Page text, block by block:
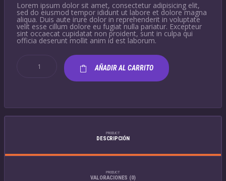
Lorem ipsum dolor sit amet, consectetur adipisicing elit,
sed do eiusmod tempor ididunt ut labore et dolore magna
aliqua. Duis aute irure dolor in reprehenderit in voluptate
velit esse cillum dolore eu fugiat nulla pariatur. Excepteur
sint occaecat cupidatat non proident, sunt in culpa qui
officia deserunt mollit anim id est laborum.
AÑADIR AL CARRITO
PRODUCT
DESCRIPCIÓN
PRODUCT
VALORACIONES (0)